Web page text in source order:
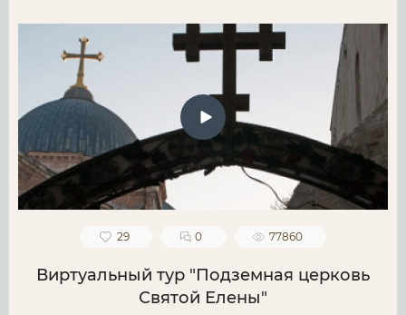
29 0 77860
Виртуальный тур "Подземная церковь
Святой Елены"